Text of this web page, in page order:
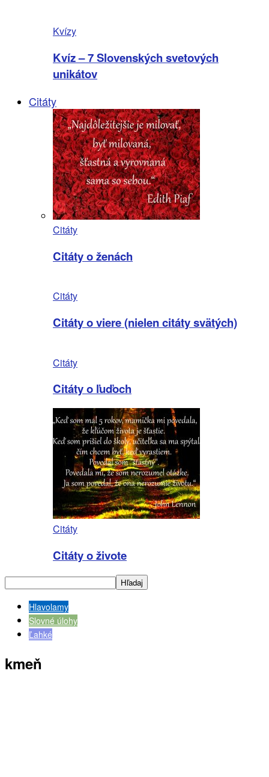
Kvízy
Kvíz – 7 Slovenských svetových
unikátov
Citáty
Citáty
Citáty o ženách
Citáty
Citáty o viere (nielen citáty svätých)
Citáty
Citáty o ľuďoch
Citáty
Citáty o živote
Hlavolamy
Slovné úlohy
Ľahké
kmeň